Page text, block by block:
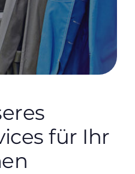
für Ihr